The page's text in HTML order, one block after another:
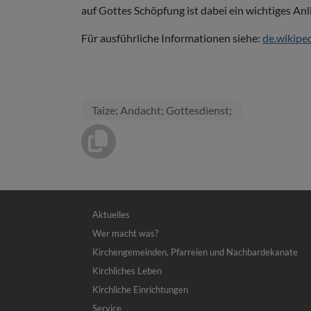
auf Gottes Schöpfung ist dabei ein wichtiges
Für ausführliche Informationen siehe:
Taize; Andacht; Gottesdienst;
Hauptnavigation
Aktuelles
Wer macht was?
Kirchengemeinden, Pfarreien und Nachbardekanate
Kirchliches Leben
Kirchliche Einrichtungen
Service